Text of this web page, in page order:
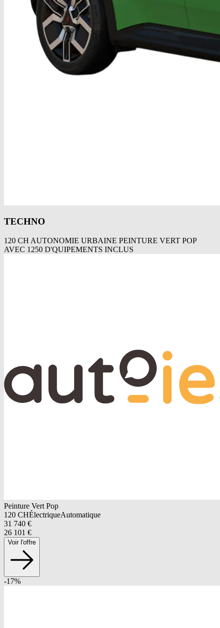
TECHNO
120 CH AUTONOMIE URBAINE PEINTURE VERT POP
AVEC 1250 D'QUIPEMENTS INCLUS
Peinture Vert Pop
120 CHÉlectriqueAutomatique
31 740 €
26 101 €
Voir l'offre
-17%